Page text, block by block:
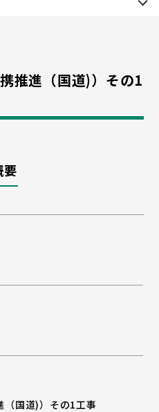
推進（国道)）その1
要
（国道)）その1工事